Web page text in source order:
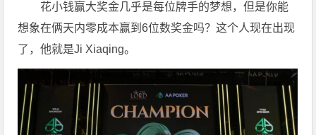
花小钱赢大奖金几乎是每位牌手的梦想，但是你能
想象在俩天内零成本赢到6位数奖金吗？这个人现在出现
了，他就是Ji Xiaqing。